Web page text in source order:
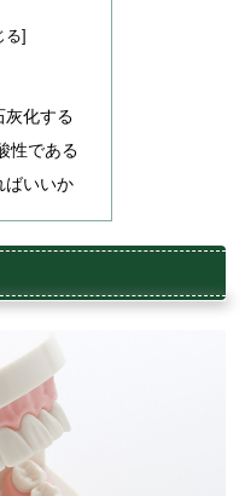
灰化する
性である
ばいいか